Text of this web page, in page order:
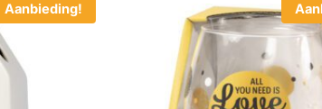
Aanbieding!